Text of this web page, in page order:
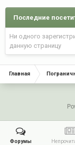
Последние
Ни одного
данную страницу
Главная
Форумы